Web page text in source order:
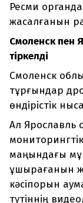
Ресми
жасалғанын
Смоленск пен
тіркелді
Смоленск
тұрғындар
өндірістік
Ал Ярославль
маңындағы
ұшырағанын
кәсіпорын
түтіннің